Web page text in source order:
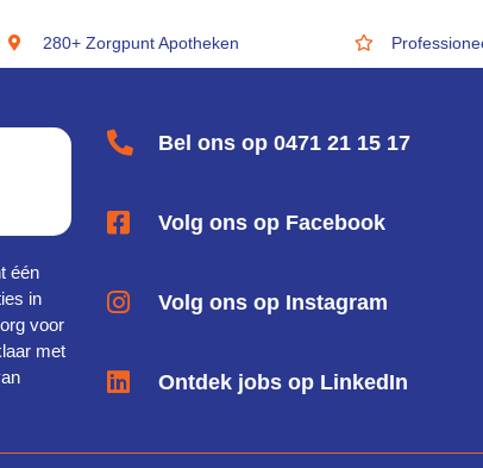
280+ Zorgpunt Apotheken
één
in
voor
met
Bel ons op 0471 21 15 17
Volg ons op Facebook
Volg ons op Instagram
Ontdek jobs op LinkedIn